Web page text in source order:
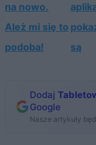
na nowo.
Ależ mi się to
podoba!
są
Dodaj
Google
Nasze artykuły